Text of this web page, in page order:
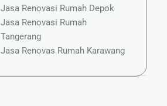
Jasa Renovasi Rumah Depok
Jasa Renovasi Rumah
Tangerang
Jasa Renovas Rumah Karawang